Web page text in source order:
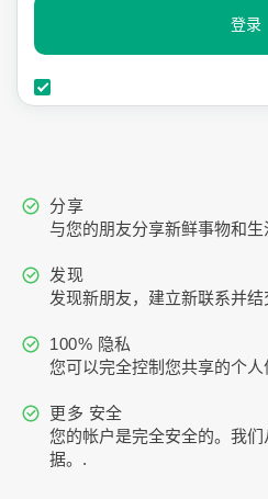
登录
分享
与您的朋友分享新鲜事物和生
发现
发现新朋友，建立新联系并结
100% 隐私
您可以完全控制您共享的个人
更多 安全
您的帐户是完全安全的。我
据。.